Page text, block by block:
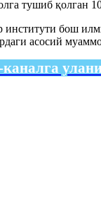
тушиб қолган
институти бош
асосий